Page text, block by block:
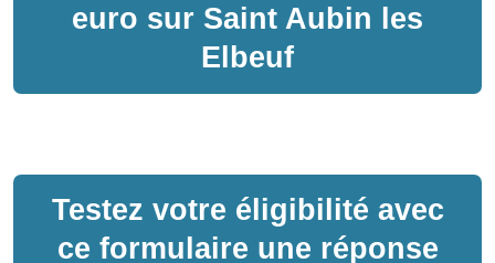
euro sur Saint Aubin les
Elbeuf
Testez votre éligibilité avec
ce formulaire une réponse